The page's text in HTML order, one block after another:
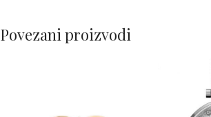
Povezani proizvodi